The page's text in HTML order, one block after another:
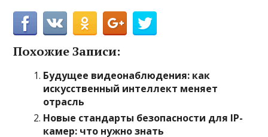
Похожие Записи:
Будущее видеонаблюдения: как
искусственный интеллект меняет
отрасль
Новые стандарты безопасности для IP-
камер: что нужно знать